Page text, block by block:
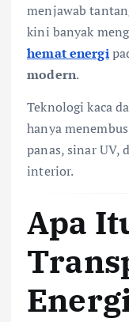
menjawab
kini banyak
hemat energi
modern.
Teknologi kaca
hanya
panas, sinar UV,
interior.
Apa